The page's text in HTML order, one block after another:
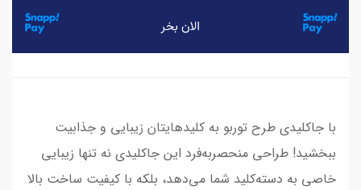
با جاکلیدی طرح توربو به کلیدهایتان زیبایی و جذابیت
ببخشید! طراحی منحصربه‌فرد این جاکلیدی نه تنها زیبایی
خاصی به دسته‌کلید شما می‌دهد، بلکه با کیفیت ساخت بالا